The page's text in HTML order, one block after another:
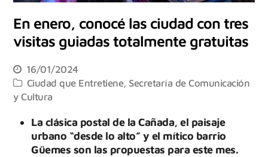
En enero, conocé las ciudad con tres
visitas guiadas totalmente gratuitas
16/01/2024
Ciudad que Entretiene, Secretaría de Comunicación
y Cultura
La clásica postal de la Cañada, el paisaje
urbano “desde lo alto” y el mítico barrio
Güemes son las propuestas para este mes.